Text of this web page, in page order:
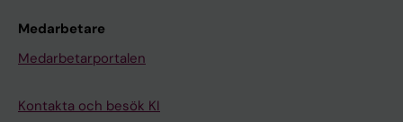
Medarbetare
Medarbetarportalen
Kontakta och besök KI